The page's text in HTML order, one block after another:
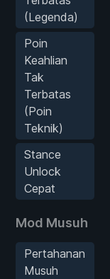
(Legenda)
Poin
Keahlian
Tak
Terbatas
(Poin
Teknik)
Stance
Unlock
Cepat
Mod Musuh
Pertahanan
Musuh